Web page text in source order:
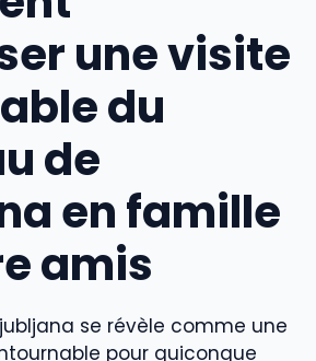
une visite
du
de
en famille
amis
se révèle comme une
pour quiconque